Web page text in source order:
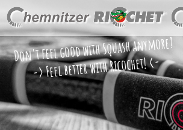
Don't feel good with Squash anymore?
-> Feel better with Ricochet! <-